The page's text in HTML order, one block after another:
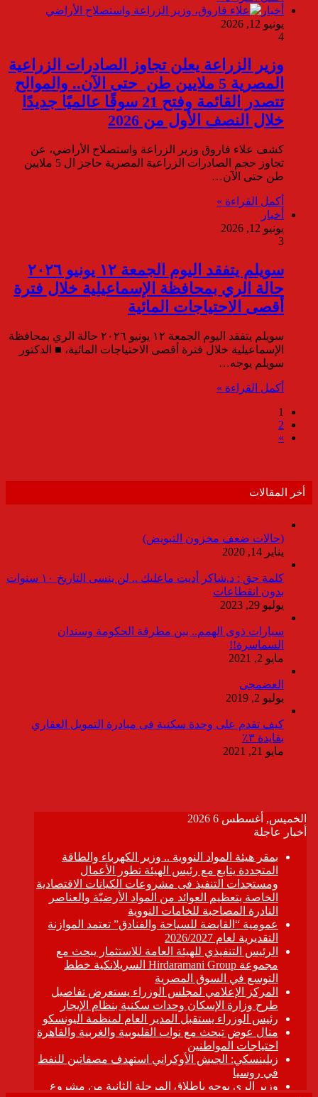
أخبار
يونيو 12, 2026
4
وزير الزراعة يعلن تجاوز الصادرات الزراعية
المصرية 5 ملايين طن حتى الآن.. والموالح
تتصدر القائمة وفتح 21 سوقًا عالميًا جديدًا
خلال النصف الأول من 2026
كشف علاء فاروق وزير الزراعة واستصلاح الأراضي، عن
تجاوز حجم الصادرات الزراعية المصرية حاجز ال 5 ملايين
طن حتى الآن…
أكمل القراءة »
أخبار
يونيو 12, 2026
3
سويلم يتفقد اليوم الجمعة ١٢ يونيو ٢٠٢٦
حالة الري بمحافظة الإسماعيلية خلال فترة
أقصى الاحتياجات المائية
سويلم يتفقد اليوم الجمعة ١٢ يونيو ٢٠٢٦ حالة الري بمحافظة
الإسماعيلية خلال فترة أقصى الاحتياجات المائية، ■ الدكتور
سويلم يوجه…
أكمل القراءة »
1
2
»
أخر المقالات
(حالات ضعف مخزون التبويض)
يناير 14, 2020
كلمة حق : د.شاكر أديت ماعليك .. لن ينسى التاريخ ١٠ سنوات
بدون انقطاعات
يوليو 29, 2023
سيارات ذوى الهمم.. بين مطرقة الحكومة وسندان
السماسرة!!
مايو 2, 2021
العضمجى
يوليو 2, 2019
كيف تقدم على وحدة سكنية فى مبادرة التمويل العقاري
بفايدة ٣٪
مايو 21, 2021